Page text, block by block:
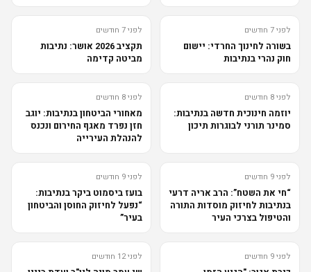
לפני 7 חודשים
בשורה לחינוך החרדי: יישום
חוק נהרי בנתיבות
לפני 7 חודשים
תקציב 2026 אושר: נתיבות
מביטה קדימה
לפני 8 חודשים
יוזמה חינוכית חדשה בנתיבות:
סמינר תורני לבוגרות תיכון
לפני 8 חודשים
מאחורי הביטחון בנתיבות: יוגב
חזן נפרד מאגף החירום ונכנס
להנהלת העירייה
לפני 9 חודשים
“חי את השטח”: הרב אריה דרעי
בנתיבות לחיזוק מוסדות התורה
והטיפול בצרכי העיר
לפני 9 חודשים
בועז ביסמוט ביקר בנתיבות:
“נפעל לחיזוק החוסן והביטחון
בעיר”
לפני 9 חודשים לפני 12 חודשים